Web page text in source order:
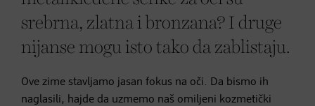
srebrna, zlatna i bronzana? I druge
nijanse mogu isto tako da zablistaju.
Ove zime stavljamo jasan fokus na oči. Da bismo ih
naglasili, hajde da uzmemo naš omiljeni kozmetički